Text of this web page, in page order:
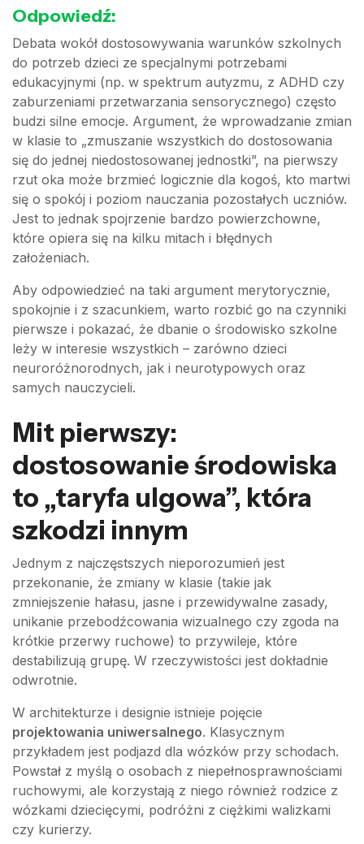
Odpowiedź:
Debata wokół dostosowywania warunków szkolnych
do potrzeb dzieci ze specjalnymi potrzebami
edukacyjnymi (np. w spektrum autyzmu, z ADHD czy
zaburzeniami przetwarzania sensorycznego) często
budzi silne emocje. Argument, że wprowadzanie zmian
w klasie to „zmuszanie wszystkich do dostosowania
się do jednej niedostosowanej jednostki”, na pierwszy
rzut oka może brzmieć logicznie dla kogoś, kto martwi
się o spokój i poziom nauczania pozostałych uczniów.
Jest to jednak spojrzenie bardzo powierzchowne,
które opiera się na kilku mitach i błędnych
założeniach.
Aby odpowiedzieć na taki argument merytorycznie,
spokojnie i z szacunkiem, warto rozbić go na czynniki
pierwsze i pokazać, że dbanie o środowisko szkolne
leży w interesie wszystkich – zarówno dzieci
neuroróżnorodnych, jak i neurotypowych oraz
samych nauczycieli.
Mit pierwszy:
dostosowanie środowiska
to „taryfa ulgowa”, która
szkodzi innym
Jednym z najczęstszych nieporozumień jest
przekonanie, że zmiany w klasie (takie jak
zmniejszenie hałasu, jasne i przewidywalne zasady,
unikanie przebodźcowania wizualnego czy zgoda na
krótkie przerwy ruchowe) to przywileje, które
destabilizują grupę. W rzeczywistości jest dokładnie
odwrotnie.
W architekturze i designie istnieje pojęcie
projektowania uniwersalnego. Klasycznym
przykładem jest podjazd dla wózków przy schodach.
Powstał z myślą o osobach z niepełnosprawnościami
ruchowymi, ale korzystają z niego również rodzice z
wózkami dziecięcymi, podróżni z ciężkimi walizkami
czy kurierzy.